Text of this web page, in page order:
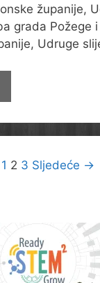
županije,
grada Požege
Udruge
1 2 3 Sljedeće →